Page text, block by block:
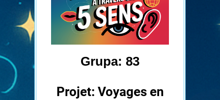
Grupa: 83
Projet: Voyages en